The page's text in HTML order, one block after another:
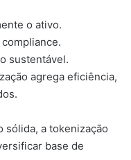
o ativo.
sustentável.
agrega eficiência,
sólida, a tokenização
base de